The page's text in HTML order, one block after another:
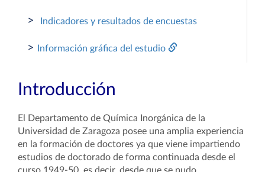
> Indicadores y resultados de encuestas
> Información gráfica del estudio
Introducción
El Departamento de Química Inorgánica de la
Universidad de Zaragoza posee una amplia experiencia
en la formación de doctores ya que viene impartiendo
estudios de doctorado de forma continuada desde el